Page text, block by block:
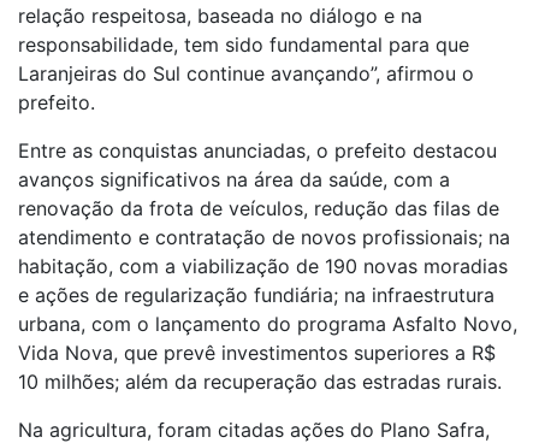
relação respeitosa, baseada no diálogo e na
responsabilidade, tem sido fundamental para que
Laranjeiras do Sul continue avançando”, afirmou o
prefeito.
Entre as conquistas anunciadas, o prefeito destacou
avanços significativos na área da saúde, com a
renovação da frota de veículos, redução das filas de
atendimento e contratação de novos profissionais; na
habitação, com a viabilização de 190 novas moradias
e ações de regularização fundiária; na infraestrutura
urbana, com o lançamento do programa Asfalto Novo,
Vida Nova, que prevê investimentos superiores a R$
10 milhões; além da recuperação das estradas rurais.
Na agricultura, foram citadas ações do Plano Safra,